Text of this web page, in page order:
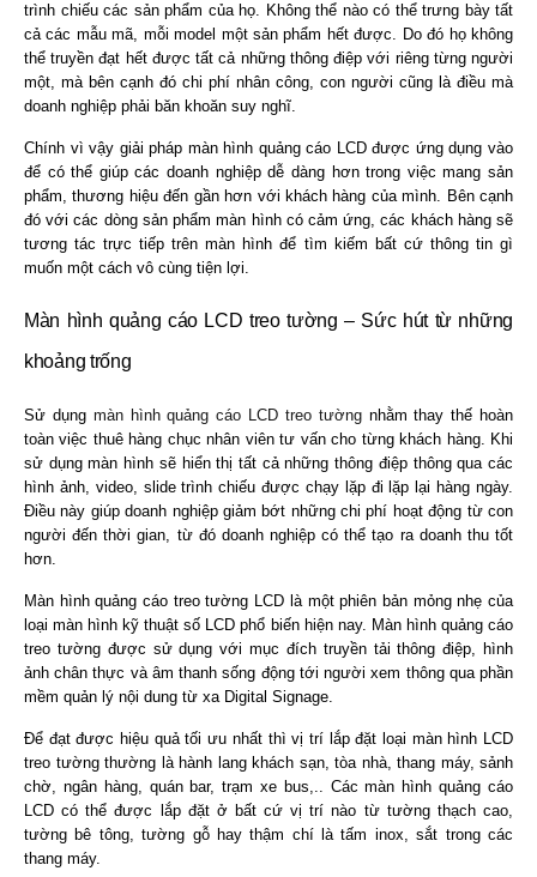
trình chiếu các sản phẩm của họ. Không thể nào có thể trưng bày tất
cả các mẫu mã, mỗi model một sản phẩm hết được. Do đó họ không
thể truyền đạt hết được tất cả những thông điệp với riêng từng người
một, mà bên cạnh đó chi phí nhân công, con người cũng là điều mà
doanh nghiệp phải băn khoăn suy nghĩ.
Chính vì vậy giải pháp màn hình quảng cáo LCD được ứng dụng vào
để có thể giúp các doanh nghiệp dễ dàng hơn trong việc mang sản
phẩm, thương hiệu đến gần hơn với khách hàng của mình. Bên cạnh
đó với các dòng sản phẩm màn hình có cảm ứng, các khách hàng sẽ
tương tác trực tiếp trên màn hình để tìm kiếm bất cứ thông tin gì
muốn một cách vô cùng tiện lợi.
Màn hình quảng cáo LCD treo tường – Sức hút từ những
khoảng trống
Sử dụng màn hình quảng cáo LCD treo tườngnhằm thay thế hoàn
toàn việc thuê hàng chục nhân viên tư vấn cho từng khách hàng. Khi
sử dụng màn hình sẽ hiển thị tất cả những thông điệp thông qua các
hình ảnh, video, slide trình chiếu được chạy lặp đi lặp lại hàng ngày.
Điều này giúp doanh nghiệp giảm bớt những chi phí hoạt động từ con
người đến thời gian, từ đó doanh nghiệp có thể tạo ra doanh thu tốt
hơn.
Màn hình quảng cáo treo tường LCD là một phiên bản mỏng nhẹ của
loại màn hình kỹ thuật số LCD phổ biến hiện nay. Màn hình quảng cáo
treo tường được sử dụng với mục đích truyền tải thông điệp, hình
ảnh chân thực và âm thanh sống động tới người xem thông qua phần
mềm quản lý nội dung từ xa Digital Signage.
Để đạt được hiệu quả tối ưu nhất thì vị trí lắp đặt loại màn hình LCD
treo tường thường là hành lang khách sạn, tòa nhà, thang máy, sảnh
chờ, ngân hàng, quán bar, trạm xe bus,.. Các màn hình quảng cáo
LCD có thể được lắp đặt ở bất cứ vị trí nào từ tường thạch cao,
tường bê tông, tường gỗ hay thậm chí là tấm inox, sắt trong các
thang máy.